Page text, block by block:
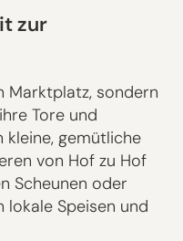
zur
Marktplatz, sondern
Tore und
kleine, gemütliche
von Hof zu Hof
Scheunen oder
Speisen und